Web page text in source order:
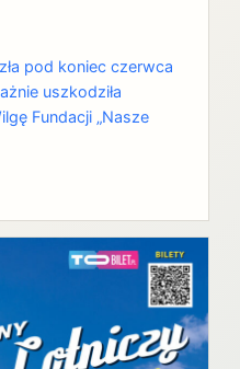
pod koniec czerwca
uszkodziła
Fundacji „Nasze